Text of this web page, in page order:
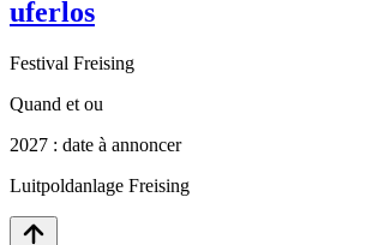
uferlos
Festival Freising
Quand et ou
2027 : date à annoncer
Luitpoldanlage Freising